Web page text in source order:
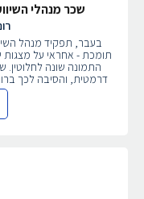
שכר מנהלי
בעבר, תפקיד מנהל
התמונה שונה לחלוטין.
דרמטית, והסיבה לכך